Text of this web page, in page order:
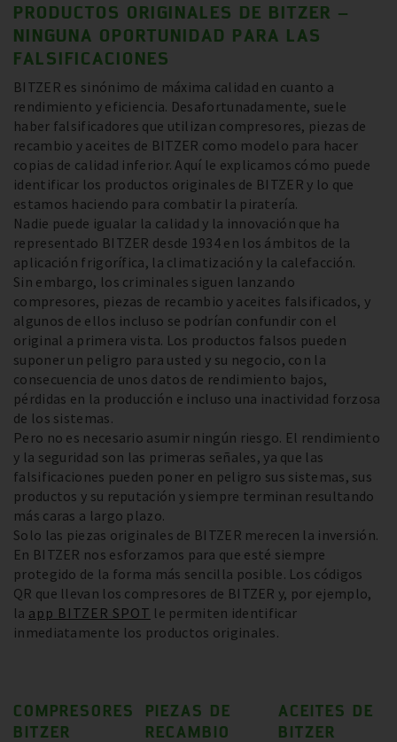
PRODUCTOS ORIGINALES DE BITZER –
NINGUNA OPORTUNIDAD PARA LAS
FALSIFICACIONES
BITZER es sinónimo de máxima calidad en cuanto a
rendimiento y eficiencia. Desafortunadamente, suele
haber falsificadores que utilizan compresores, piezas de
recambio y aceites de BITZER como modelo para hacer
copias de calidad inferior. Aquí le explicamos cómo puede
identificar los productos originales de BITZER y lo que
estamos haciendo para combatir la piratería.
Nadie puede igualar la calidad y la innovación que ha
representado BITZER desde 1934 en los ámbitos de la
aplicación frigorífica, la climatización y la calefacción.
Sin embargo, los criminales siguen lanzando
compresores, piezas de recambio y aceites falsificados, y
algunos de ellos incluso se podrían confundir con el
original a primera vista. Los productos falsos pueden
suponer un peligro para usted y su negocio, con la
consecuencia de unos datos de rendimiento bajos,
pérdidas en la producción e incluso una inactividad forzosa
de los sistemas.
Pero no es necesario asumir ningún riesgo. El rendimiento
y la seguridad son las primeras señales, ya que las
falsificaciones pueden poner en peligro sus sistemas, sus
productos y su reputación y siempre terminan resultando
más caras a largo plazo.
Solo las piezas originales de BITZER merecen la inversión.
En BITZER nos esforzamos para que esté siempre
protegido de la forma más sencilla posible. Los códigos
QR que llevan los compresores de BITZER y, por ejemplo,
la app BITZER SPOT le permiten identificar
inmediatamente los productos originales.
COMPRESORES
BITZER
PIEZAS DE
RECAMBIO
ACEITES DE
BITZER